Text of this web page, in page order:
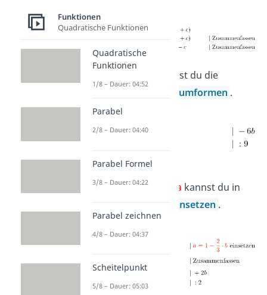
Als nächstes kannst du die
umformen .
Das Ergebnis für a kannst du in
einsetzen .
Funktionen
Quadratische Funktionen
Quadratische
Funktionen
1/8 – Dauer: 04:52
Parabel
2/8 – Dauer: 04:40
Parabel Formel
3/8 – Dauer: 04:22
Parabel zeichnen
4/8 – Dauer: 04:37
Scheitelpunkt
5/8 – Dauer: 05:03